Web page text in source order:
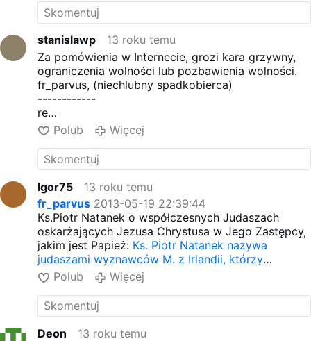
stanislawp
13 roku temu
Za pomówienia w Internecie, grozi kara grzywny,
ograniczenia wolności lub pozbawienia wolności.
fr_parvus, (niechlubny spadkobierca)
------------
re
no to pasuje do twoich pomówień osób na tym
Lista pomówionych jest długa.
Oczernianie czterech konkretnych biskupów i 591
kapłanów katolickich to tylko poczatek listy.
Nikt z nas nie będzie Cię ciągał po sądach bo
wystarczy poczekać aż Ci rozum wrtóci.
Polub Więcej
Igor75
13 roku temu
fr_parvus 2013-05-19 22:39:44
Ks.Piotr Natanek o współczesnych Judaszach
oskarżających Jezusa Chrystusa w Jego Zastępcy,
jakim jest Papież: Ks. Piotr Natanek nazywa
judaszami wyznawców M. z Irlandii, którzy
obrażają papieża
__________________________________
Ks. Piotr Natanek bluźni na ludzi i za to odpowie
przed Bogiem!
Nie jest on nieomylny!
Polub Więcej
Deon
13 roku temu